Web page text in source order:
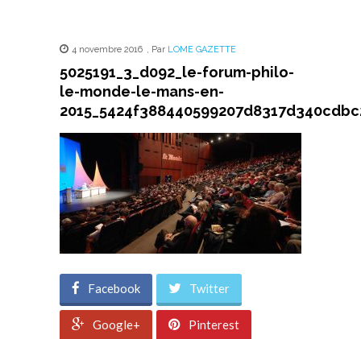
4 novembre 2016 , Par LOME GAZETTE
5025191_3_d092_le-forum-philo-
le-monde-le-mans-en-
Facebook Twitter
Google+ Pinterest